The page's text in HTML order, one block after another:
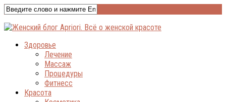
Здоровье
Лечение
Массаж
Процедуры
Фитнесс
Красота